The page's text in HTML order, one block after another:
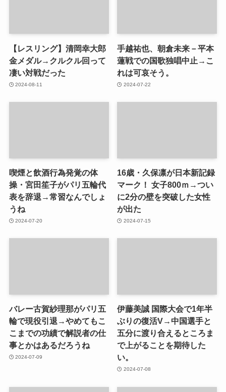
【レスリング】清岡幸大郎
金メダル→クルクル回って
凄い対戦だった
2024-08-11
手越祐也、朝倉未来－平本
蓮戦での国歌独唱中止→こ
れは可哀そう。
2024-07-22
喫煙と飲酒行為発覚の体
操・宮田笙子がパリ五輪代
表を辞退→常習なんでしょ
うね
2024-07-20
16歳・久保凛が日本新記録
マーク！ 女子800ｍ→つい
に2分の壁を突破した女性
が出た
2024-07-15
バレー古賀紗理那がパリ五
輪で現役引退→やめてもこ
こまでの功績で解説者の仕
事とかはあるだろうね
2024-07-09
伊藤美誠 国際大会で1年半
ぶりの復活V→中国選手と
五分に渡り合えるところま
で上がることを期待した
い。
2024-07-08